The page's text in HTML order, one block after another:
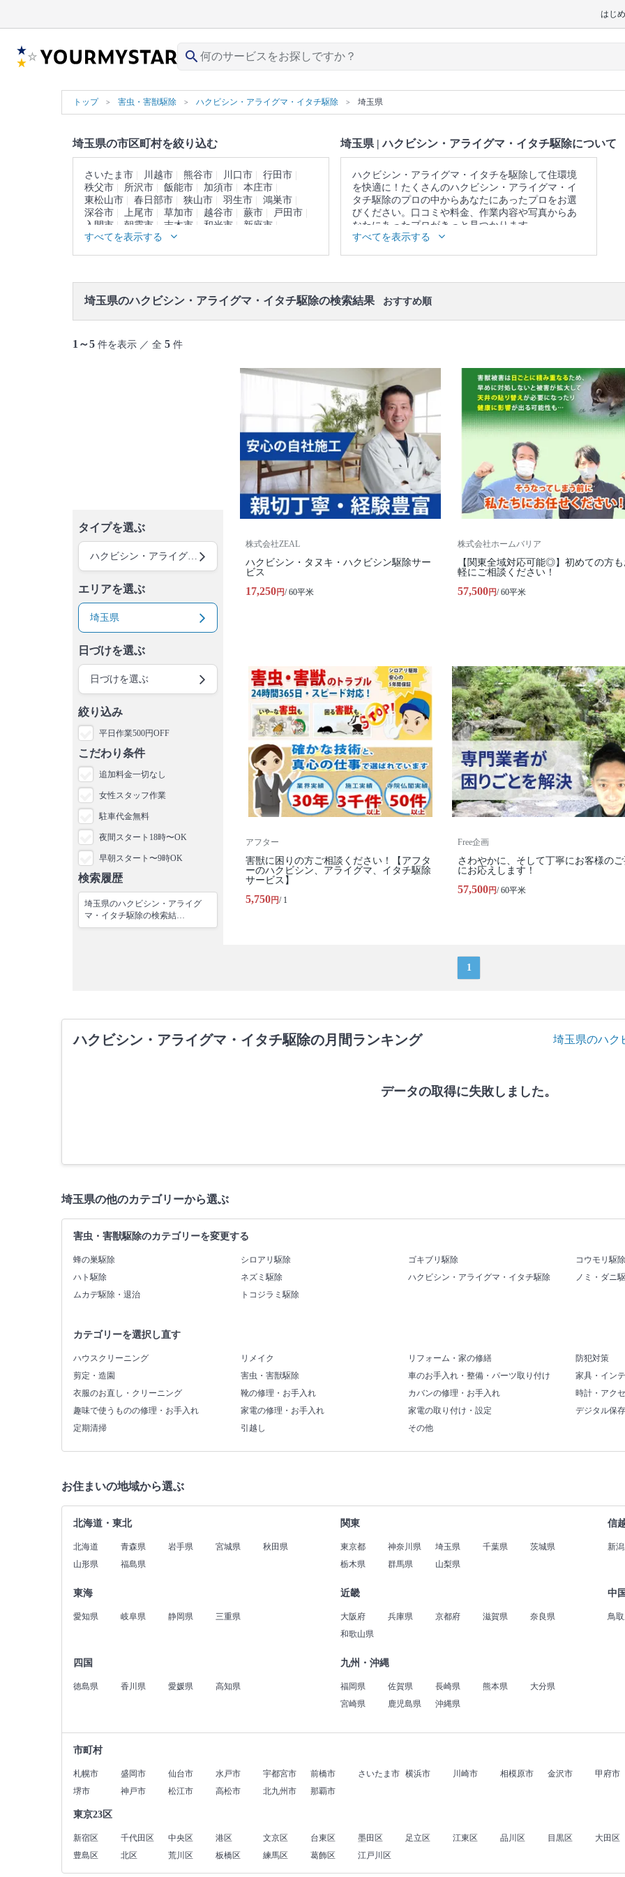
はじ
search
トップ 害虫・害獣駆除 ハクビシン・アライグマ・イタチ駆除 埼玉県
埼玉県の市区町村を絞り込む
さいたま市 川越市 熊谷市 川口市
行田市
秩父市
所沢市 飯能市 加須市
本庄市
東松山市
春日部市 狭山市 羽生市
鴻巣市
深谷市
上尾市 草加市 越谷市 蕨市
戸田市
入間市
朝霞市 志木市 和光市
新座市
桶川市
久喜市 北本市
すべてを表示する
埼玉県 | ハクビシン・アライグマ・イタチ駆除について
ハクビシン・アライグマ・イタチを駆除して住環境
を快適に！たくさんのハクビシン・アライグマ・イ
タチ駆除のプロの中からあなたにあったプロをお選
びください。口コミや料金、作業内容や写真からあ
なたにあったプロがきっと見つかります。
▼表示価格に含まれるハクビシン・アライグマ・イ
タチ駆除の作業範囲
床下の糞尿清掃 / 防湿シートや給水シートによる糞尿
すべてを表示する
埼玉県のハクビシン・アライグマ・イタチ駆除の検索結果 おすすめ順
1～5 件を表示 ／ 全 5 件
タイプを選ぶ
エリアを選ぶ
埼玉県
日づけを選ぶ
日づけを選ぶ
絞り込み
平日作業500円OFF
こだわり条件
追加料金一切なし
女性スタッフ作業
駐車代金無料
夜間スタート18時〜OK
早朝スタート〜9時OK
検索履歴
埼玉県のハクビシン・アライグ
マ・イタチ駆除の検索結…
株式会社ZEAL
ハクビシン・タヌキ・ハクビシン駆除サー
ビス
17,250円/ 60平米
株式会社ホームバリア
【関東全域対応可能◎】初めての方
軽にご相談ください！
57,500円/ 60平米
アフター
害獣に困りの方ご相談ください！【アフタ
ーのハクビシン、アライグマ、イタチ駆除
サービス】
5,750円/ 1
Free企画
さわやかに、そして丁寧にお客様の
にお応えします！
57,500円/ 60平米
1
ハクビシン・アライグマ・イタチ駆除の月間ランキング 埼玉県のハク
データの取得に失敗しました。
埼玉県の他のカテゴリーから選ぶ
害虫・害獣駆除のカテゴリーを変更する
蜂の巣駆除 シロアリ駆除 ゴキブリ駆除
コウモリ駆除
ハト駆除
ネズミ駆除 ハクビシン・アライグマ・イタチ駆除
ノミ・ダニ
ムカデ駆除・退治
トコジラミ駆除
カテゴリーを選択し直す
ハウスクリーニング リメイク リフォーム・家の修繕
防犯対策
剪定・造園
害虫・害獣駆除 車のお手入れ・整備・パーツ取り付け
家具・イン
衣服のお直し・クリーニング
靴の修理・お手入れ カバンの修理・お手入れ
時計・アク
趣味で使うものの修理・お手入れ
家電の修理・お手入れ 家電の取り付け・設定
デジタル保存
定期清掃
引越し その他
お住まいの地域から選ぶ
北海道・東北
北海道 青森県 岩手県 宮城県
秋田県
山形県
福島県
関東
東京都 神奈川県 埼玉県 千葉県
茨城県
栃木県
群馬県 山梨県
信
新
東海
愛知県 岐阜県 静岡県 三重県
近畿
大阪府 兵庫県 京都府 滋賀県
奈良県
和歌山県
中
鳥
四国
徳島県 香川県 愛媛県 高知県
九州・沖縄
福岡県 佐賀県 長崎県 熊本県
大分県
宮崎県
鹿児島県 沖縄県
市町村
札幌市 盛岡市 仙台市 水戸市 宇都宮市 前橋市 さいたま市 横浜市 川崎市 相模原市 金沢市
甲府市
堺市
神戸市 松江市 高松市 北九州市 那覇市
東京23区
新宿区 千代田区 中央区 港区 文京区 台東区 墨田区 足立区 江東区 品川区 目黒区
大田区
豊島区
北区 荒川区 板橋区 練馬区 葛飾区 江戸川区